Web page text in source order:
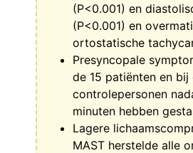
(P<0.001) en
(P<0.001) en
ortostatische
Presyncopale
de 15 patiënten en bij
controlepersonen
minuten hebben
Lagere
MAST herstelde alle